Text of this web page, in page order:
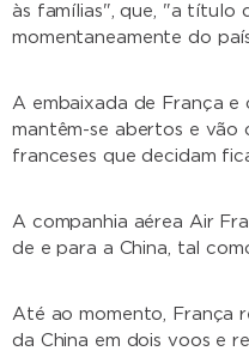
às famílias", que, "a título
momentaneamente do
A embaixada de França e
mantêm-se abertos e vão
franceses que decidam
A companhia aérea Air
de e para a China, tal
Até ao momento, França
da China em dois voos e